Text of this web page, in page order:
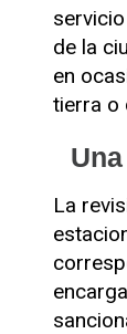
de la
en
tierra o
La